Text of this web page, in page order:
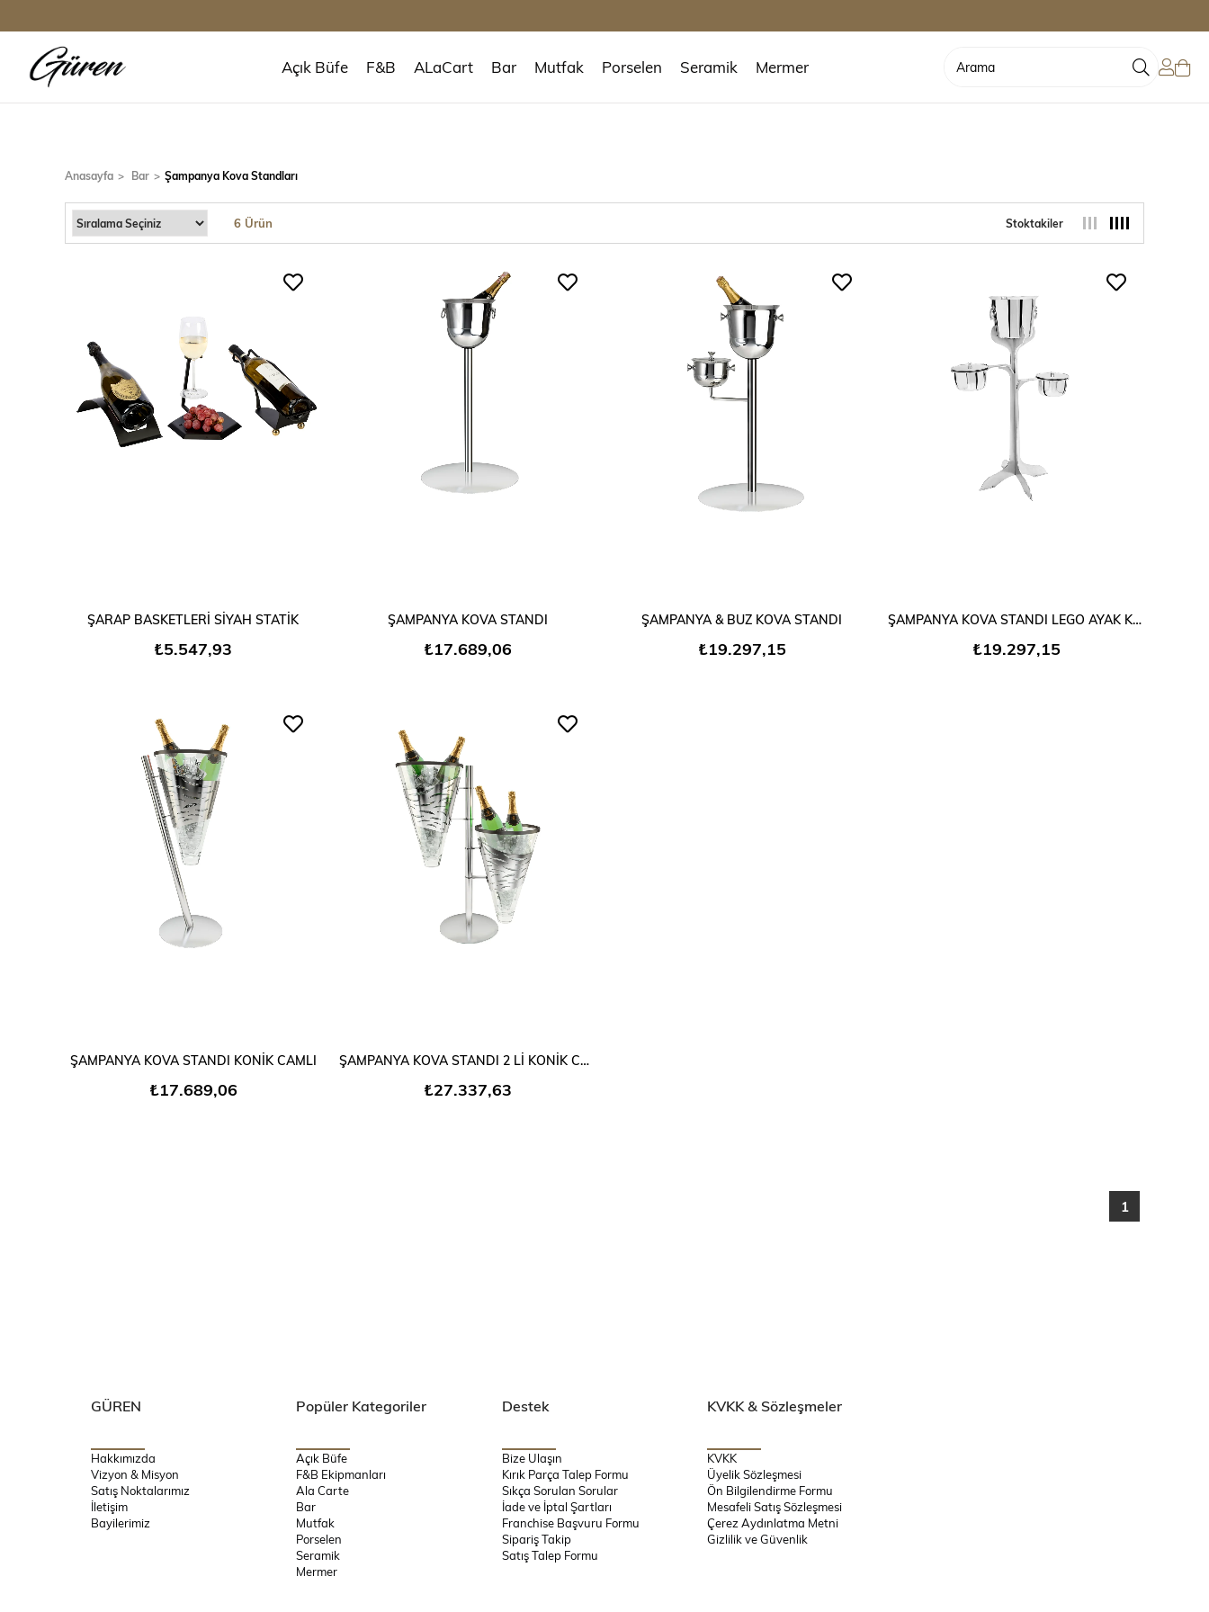
Açık Büfe F&B ALaCart Bar Mutfak Porselen Seramik Mermer
Anasayfa Bar Şampanya Kova Standları
Stoktakiler
6 Ürün
SEPETE EKLE
ŞARAP BASKETLERİ SİYAH STATİK
₺5.547,93
ŞAMPANYA KOVA STANDI
₺17.689,06
ŞAMPANYA & BUZ KOVA STANDI
₺19.297,15
ŞAMPANYA KOVA STANDI LEGO AYAK KOVA DAHİLDİR
₺19.297,15
SEPETE EKLE
ŞAMPANYA KOVA STANDI KONİK CAMLI
₺17.689,06
SEPETE EKLE
ŞAMPANYA KOVA STANDI 2 Lİ KONİK CAMLI
₺27.337,63
1
GÜREN
Hakkımızda
Vizyon & Misyon
Satış Noktalarımız
İletişim
Bayilerimiz
Popüler Kategoriler
Açık Büfe
F&B Ekipmanları
Ala Carte
Bar
Mutfak
Porselen
Seramik
Mermer
Destek
Bize Ulaşın
Kırık Parça Talep Formu
Sıkça Sorulan Sorular
İade ve İptal Şartları
Franchise Başvuru Formu
Sipariş Takip
Satış Talep Formu
KVKK & Sözleşmeler
KVKK
Üyelik Sözleşmesi
Ön Bilgilendirme Formu
Mesafeli Satış Sözleşmesi
Çerez Aydınlatma Metni
Gizlilik ve Güvenlik